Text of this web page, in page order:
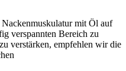
mit Öl auf
verspannten Bereich zu
verstärken, empfehlen wir die